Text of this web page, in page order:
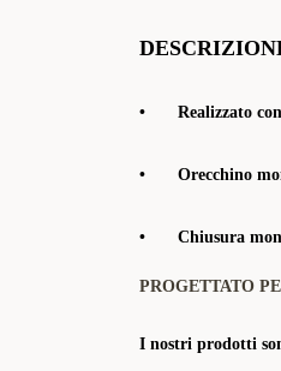
• Realizzato
• Orecchino
• Chiusura
PROGETTATO
I nostri prodotti